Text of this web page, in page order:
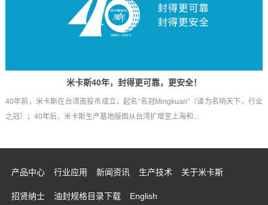
米卡斯40年，封得更可靠，更安全！
40年前，米卡斯在台湾南投市成立，起名“名冠Mingkuan”（译为名响天下，行业
之冠）；40年后，米卡斯生产基地版图从台湾扩增至上海和...
产品中心 行业应用 新闻资讯 生产技术 关于米卡斯
招贤纳士 油封规格目录下载 English